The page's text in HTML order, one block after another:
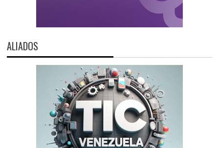
ALIADOS